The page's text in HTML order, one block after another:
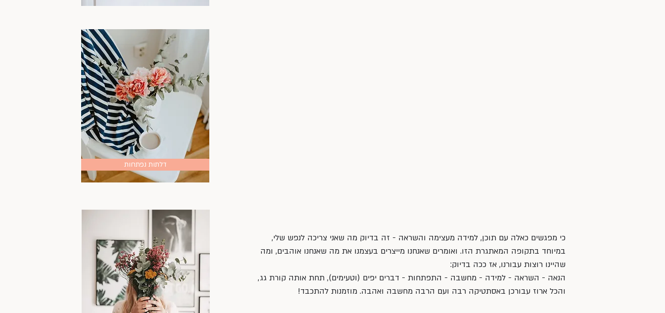
כי מפגשים כאלה עם תוכן, למידה מעצימה והשראה - זה בדיוק מה שאני צריכה לנפש שלי,
במיוחד בתקופה המאתגרת הזו. ואומרים שאנחנו מייצרים בעצמנו את מה שאנחנו אוהבים, ומה
שהיינו רוצות עבורנו, אז ככה בדיוק:
הנאה - השראה - למידה - מחשבה - התפתחות - דברים יפים (וטעימים), תחת אותה קורת גג,
והכל ארוז עבורכן באסתטיקה רבה ועם הרבה מחשבה ואהבה. מוזמנות להתכבד!
דלתות נפתחות